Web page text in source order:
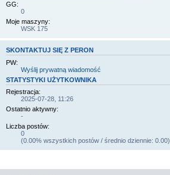
GG:
0
Moje maszyny:
WSK 175
SKONTAKTUJ SIĘ Z PERON
PW:
Wyślij prywatną wiadomość
STATYSTYKI UŻYTKOWNIKA
Rejestracja:
2025-07-28, 11:26
Ostatnio aktywny:
-
Liczba postów:
0
(0.00% wszystkich postów / średnio dziennie: 0.00)